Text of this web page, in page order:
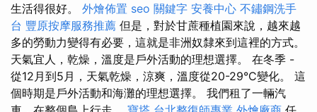
生活得很好。 外燴佈置 seo 關鍵字 安養中心 不鏽鋼洗手
台 豐原按摩服務推薦 但是，對於甘蔗種植園來說，越來越
多的勞動力變得有必要，這就是非洲奴隸來到這裡的方式。
天氣宜人，乾燥，溫度是戶外活動的理想選擇。 在冬季 -
從12月到5月，天氣乾燥，涼爽，溫度從20-29°C變化。 這
個時期是戶外活動和海灘的理想選擇。 我們租了一輛汽